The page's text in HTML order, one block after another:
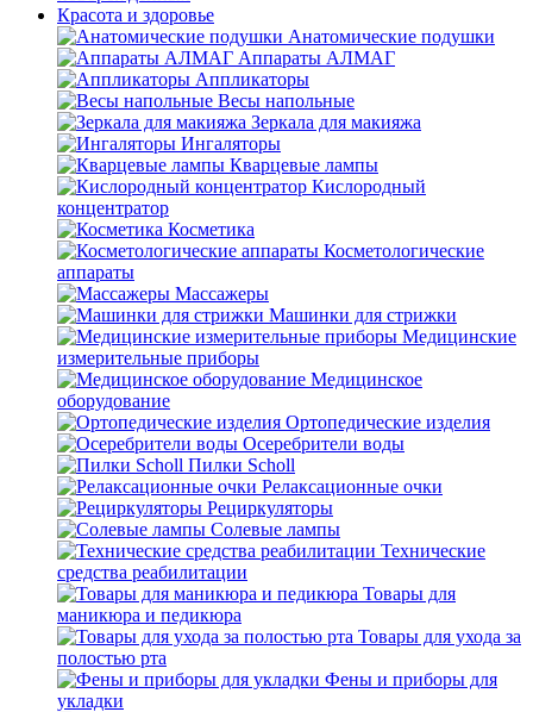
Красота и здоровье
Анатомические подушки
Аппараты АЛМАГ
Аппликаторы
Весы напольные
Зеркала для макияжа
Ингаляторы
Кварцевые лампы
Кислородный
концентратор
Косметика
Косметологические
аппараты
Массажеры
Машинки для стрижки
Медицинские
измерительные приборы
Медицинское
оборудование
Ортопедические изделия
Осеребрители воды
Пилки Scholl
Релаксационные очки
Рециркуляторы
Солевые лампы
Технические
средства реабилитации
Товары для
маникюра и педикюра
Товары для ухода за
полостью рта
Фены и приборы для
укладки